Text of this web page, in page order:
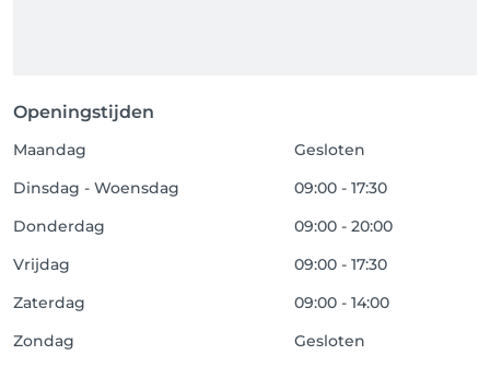
Openingstijden
Maandag
Gesloten
Dinsdag - Woensdag
09:00 - 17:30
Donderdag
09:00 - 20:00
Vrijdag
09:00 - 17:30
Zaterdag
09:00 - 14:00
Zondag
Gesloten